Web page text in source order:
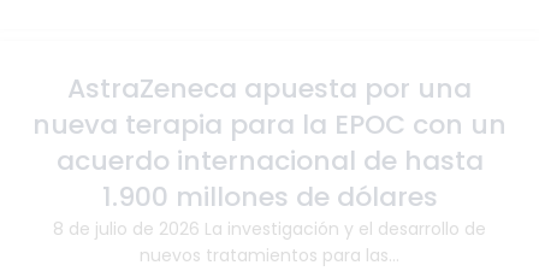
AstraZeneca apuesta por una
nueva terapia para la EPOC con un
acuerdo internacional de hasta
1.900 millones de dólares
8 de julio de 2026 La investigación y el desarrollo de
nuevos tratamientos para las...